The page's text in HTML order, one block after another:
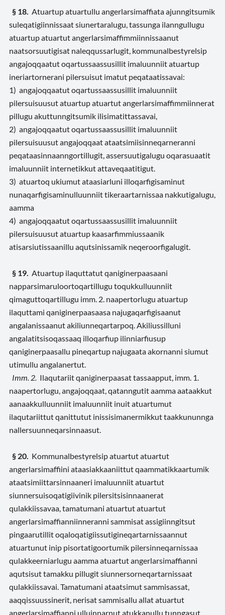
§ 18. Atuartup atuartullu angerlarsimaffiata ajunngitsumik
suleqatigiinnissaat siunertaralugu, tassunga ilanngullugu
atuartup atuartut angerlarsimaffimmiinnissaanut
naatsorsuutigisat naleqqussarlugit, kommunalbestyrelsip
angajoqqaatut oqartussaassusillit imaluunniit atuartup
ineriartornerani pilersuisut imatut peqataatissavai:
1) angajoqqaatut oqartussaassusillit imaluunniit
pilersuisuusut atuartup atuartut angerlarsimaffimmiinnerat
pillugu akuttunngitsumik ilisimatittassavai,
2) angajoqqaatut oqartussaassusillit imaluunniit
pilersuisuusut angajoqqaat ataatsimiisinneqarneranni
peqataasinnaanngortillugit, assersuutigalugu oqarasuaatit
imaluunniit internetikkut attaveqaatitigut.
3) atuartoq ukiumut ataasiarluni illoqarfigisaminut
nunaqarfigisaminulluunniit tikeraartarnissaa nakkutigalugu,
aamma
4) angajoqqaatut oqartussaassusillit imaluunniit
pilersuisuusut atuartup kaasarfimmiussaanik
atisarsiutissaanillu aqutsinissamik neqeroorfigalugit.
§ 19. Atuartup ilaquttatut qaniginerpaasaani
napparsimaruloortoqartillugu toqukkulluunniit
qimaguttoqartillugu imm. 2. naapertorlugu atuartup
ilaquttami qaniginerpaasaasa najugaqarfigisaanut
angalanissaanut akiliunneqartarpoq. Akiliussilluni
angalatitsisoqassaaq illoqarfiup ilinniarfiusup
qaniginerpaasallu pineqartup najugaata akornanni siumut
utimullu angalanertut.
Imm. 2. Ilaqutariit qaniginerpaasat tassaapput, imm. 1.
naapertorlugu, angajoqqaat, qatanngutit aamma aataakkut
aanaakkulluunniit imaluunniit inuit atuartumut
ilaqutariittut qanittutut inissisimanermikkut taakkununnga
nallersuunneqarsinnaasut.
§ 20. Kommunalbestyrelsip atuartut atuartut
angerlarsimaffiini ataasiakkaaniittut qaammatikkaartumik
ataatsimiittarsinnaaneri imaluunniit atuartut
siunnersuisoqatigiivinik pilersitsisinnaanerat
qulakkiissavaa, tamatumani atuartut atuartut
angerlarsimaffianniinneranni sammisat assigiinngitsut
pingaarutillit oqaloqatigiissutigineqartarnissaannut
atuartunut inip pisortatigoortumik pilersinneqarnissaa
qulakkeerniarlugu aamma atuartut angerlarsimaffianni
aqutsisut tamakku pillugit siunnersorneqartarnissaat
qulakkiissavai. Tamatumani ataatsimut sammisassat,
aaqqissuussinerit, nerisat sammisallu allat atuartut
angerlarsimaffianni ulluinnarnut atukkanullu tunngasut